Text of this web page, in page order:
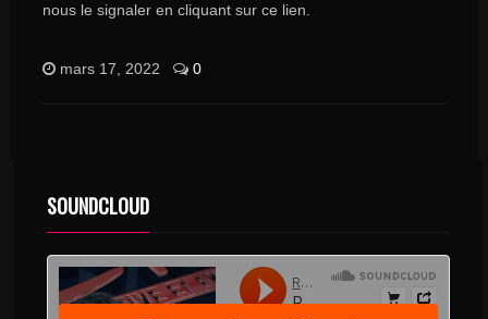
nous le signaler en cliquant sur ce lien.
mars 17, 2022 0
SOUNDCLOUD